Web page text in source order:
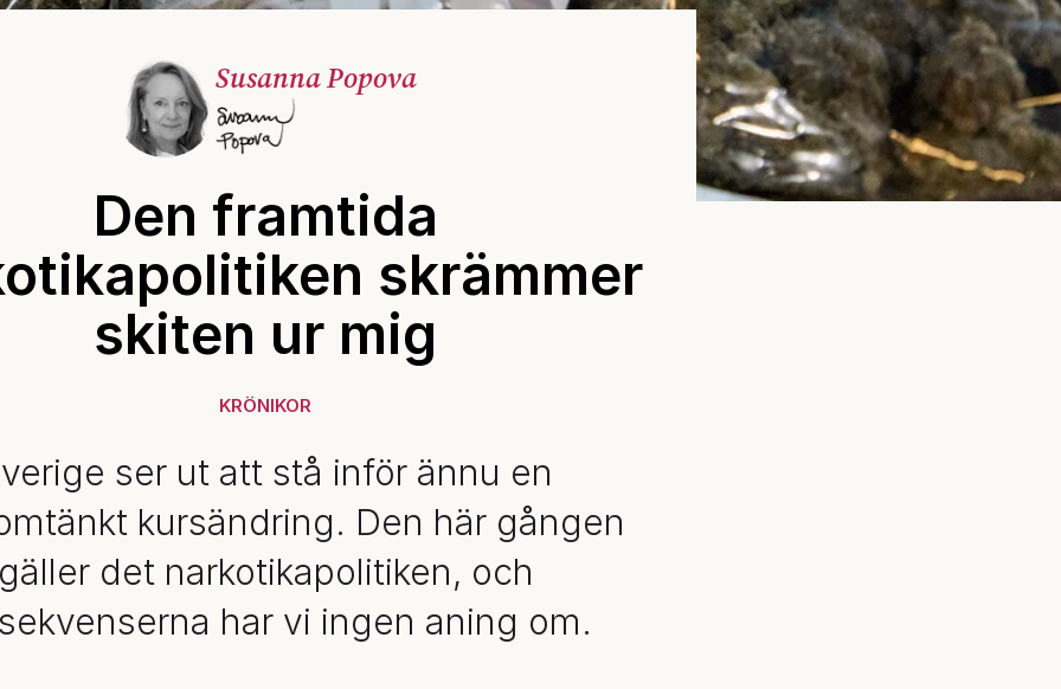
Susanna Popova
Den framtida
skrämmer
skiten ur mig
KRÖNIKOR
ser ut att stå inför ännu en
kursändring. Den här gången
det narkotikapolitiken, och
har vi ingen aning om.